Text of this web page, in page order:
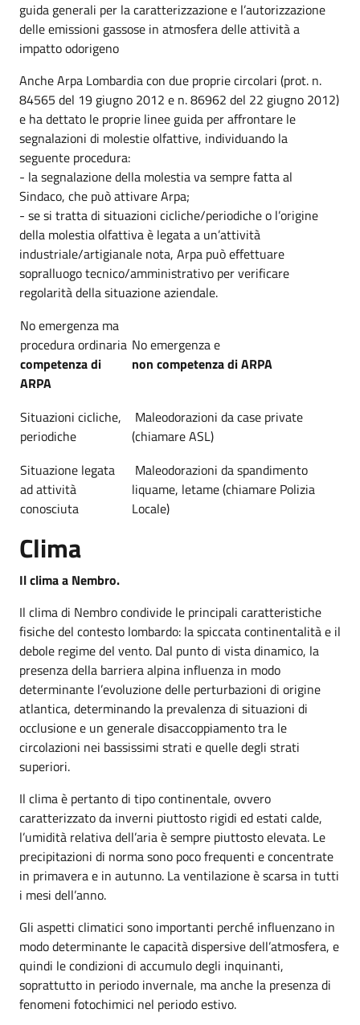
guida generali per la caratterizzazione e l’autorizzazione
delle emissioni gassose in atmosfera delle attività a
impatto odorigeno
Anche Arpa Lombardia con due proprie circolari (prot. n.
84565 del 19 giugno 2012 e n. 86962 del 22 giugno 2012)
e ha dettato le proprie linee guida per affrontare le
segnalazioni di molestie olfattive, individuando la
seguente procedura:
- la segnalazione della molestia va sempre fatta al
Sindaco, che può attivare Arpa;
- se si tratta di situazioni cicliche/periodiche o l’origine
della molestia olfattiva è legata a un’attività
industriale/artigianale nota, Arpa può effettuare
sopralluogo tecnico/amministrativo per verificare
regolarità della situazione aziendale.
No emergenza ma
procedura ordinaria
competenza di
ARPA
No emergenza e
non competenza di ARPA
Situazioni cicliche,
periodiche
Maleodorazioni da case private
(chiamare ASL)
Situazione legata
ad attività
conosciuta
Maleodorazioni da spandimento
liquame, letame (chiamare Polizia
Locale)
Clima
Il clima a Nembro.
Il clima di Nembro condivide le principali caratteristiche
fisiche del contesto lombardo: la spiccata continentalità e il
debole regime del vento. Dal punto di vista dinamico, la
presenza della barriera alpina influenza in modo
determinante l’evoluzione delle perturbazioni di origine
atlantica, determinando la prevalenza di situazioni di
occlusione e un generale disaccoppiamento tra le
circolazioni nei bassissimi strati e quelle degli strati
superiori.
Il clima è pertanto di tipo continentale, ovvero
caratterizzato da inverni piuttosto rigidi ed estati calde,
l’umidità relativa dell’aria è sempre piuttosto elevata. Le
precipitazioni di norma sono poco frequenti e concentrate
in primavera e in autunno. La ventilazione è scarsa in tutti
i mesi dell’anno.
Gli aspetti climatici sono importanti perché influenzano in
modo determinante le capacità dispersive dell’atmosfera, e
quindi le condizioni di accumulo degli inquinanti,
soprattutto in periodo invernale, ma anche la presenza di
fenomeni fotochimici nel periodo estivo.